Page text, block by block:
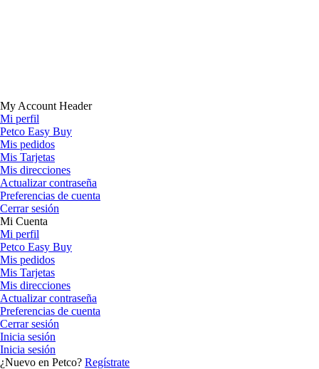
My Account Header
Mi perfil
Petco Easy Buy
Mis pedidos
Mis Tarjetas
Mis direcciones
Actualizar contraseña
Preferencias de cuenta
Cerrar sesión
Mi Cuenta
Mi perfil
Petco Easy Buy
Mis pedidos
Mis Tarjetas
Mis direcciones
Actualizar contraseña
Preferencias de cuenta
Cerrar sesión
Inicia sesión
Inicia sesión
¿Nuevo en Petco? Regístrate